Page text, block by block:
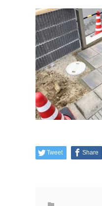
Tweet Share